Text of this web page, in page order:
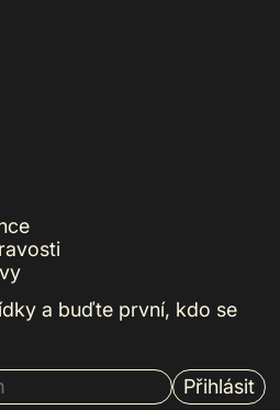
a buďte první, kdo se
Přihlásit